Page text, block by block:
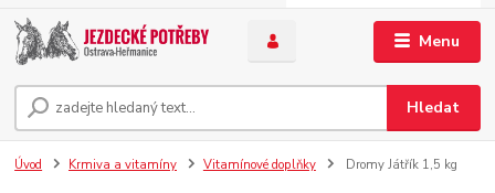
Menu
Hledat
Úvod Krmiva a vitamíny Vitamínové doplňky Dromy Játřík 1,5 kg